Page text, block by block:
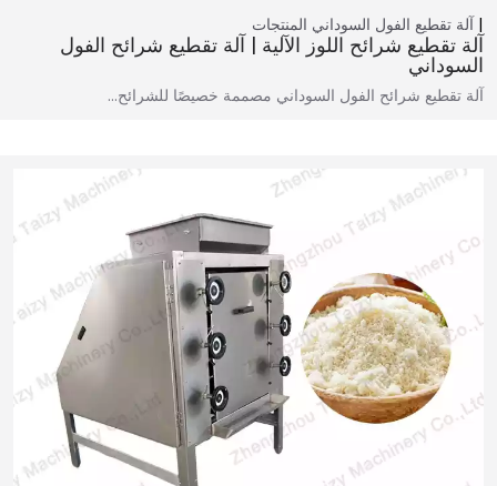
آلة تقطيع الفول السوداني المنتجات
آلة تقطيع شرائح اللوز الآلية | آلة تقطيع شرائح الفول
السوداني
آلة تقطيع شرائح الفول السوداني مصممة خصيصًا للشرائح…